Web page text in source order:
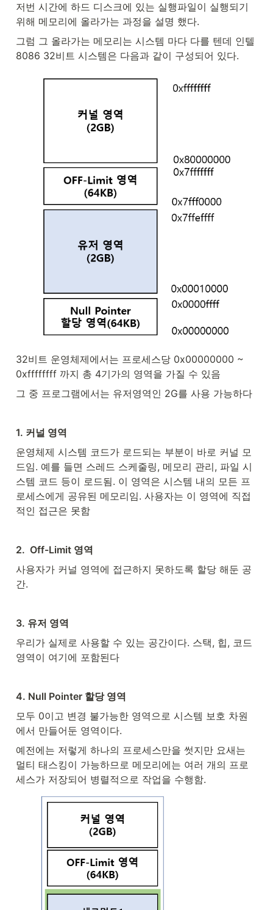
저번 시간에 하드 디스크에 있는 실행파일이 실행되기
위해 메모리에 올라가는 과정을 설명 했다.
그럼 그 올라가는 메모리는 시스템 마다 다를 텐데 인텔
8086 32비트 시스템은 다음과 같이 구성되어 있다.
32비트 운영체제에서는 프로세스당 0x00000000 ~
0xffffffff 까지 총 4기가의 영역을 가질 수 있음
그 중 프로그램에서는 유저영역인 2G를 사용 가능하다
1. 커널 영역
운영체제 시스템 코드가 로드되는 부분이 바로 커널 모
드임. 예를 들면 스레드 스케줄링, 메모리 관리, 파일 시
스템 코드 등이 로드됨. 이 영역은 시스템 내의 모든 프
로세스에게 공유된 메모리임. 사용자는 이 영역에 직접
적인 접근은 못함
2.  Off-Limit 영역
사용자가 커널 영역에 접근하지 못하도록 할당 해둔 공
간.
3. 유저 영역
우리가 실제로 사용할 수 있는 공간이다. 스택, 힙, 코드
영역이 여기에 포함된다
4. Null Pointer 할당 영역
모두 0이고 변경 불가능한 영역으로 시스템 보호 차원
에서 만들어둔 영역이다.
예전에는 저렇게 하나의 프로세스만을 썻지만 요새는
멀티 태스킹이 가능하므로 메모리에는 여러 개의 프로
세스가 저장되어 병렬적으로 작업을 수행함.